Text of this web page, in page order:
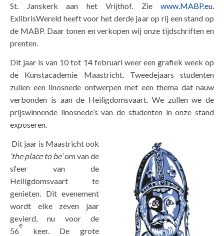
St. Janskerk aan het Vrijthof. Zie www.MABP.eu.
ExlibrisWereld heeft voor het derde jaar op rij een stand op
de MABP. Daar tonen en verkopen wij onze tijdschriften en
prenten.
Dit jaar is van 10 tot 14 februari weer een grafiek week op
de Kunstacademie Maastricht. Tweedejaars studenten
zullen een linosnede ontwerpen met een thema dat nauw
verbonden is aan de Heiligdomsvaart. We zullen we de
prijswinnende linosnede’s van de studenten in onze stand
exposeren.
Dit jaar is Maastricht ook
‘the place to be’om van de
sfeer van de
Heiligdomsvaart te
genieten. Dit evenement
wordt elke zeven jaar
gevierd, nu voor de
56
e
keer. De grote